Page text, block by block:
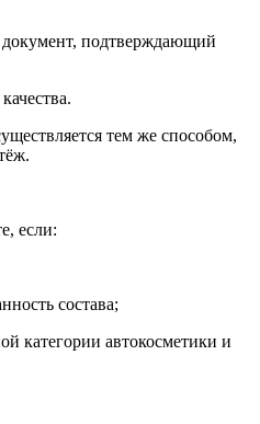
документ, подтверждающий
тем же способом,
если:
состава;
категории автокосметики и